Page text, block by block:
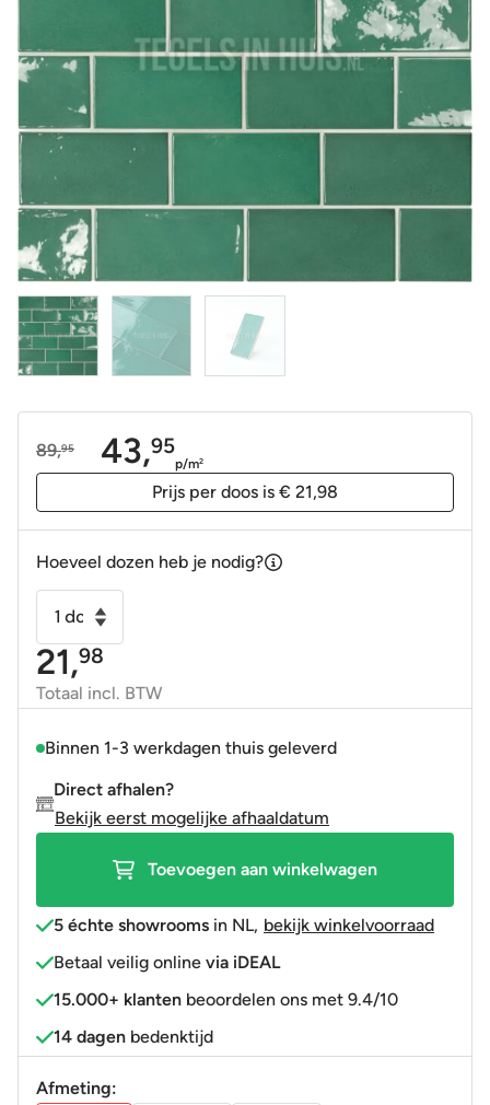
89,95
Oorspronkelijke
43,95
Huidige
p/m2
Prijs per doos is € 21,98
Hoeveel dozen heb je nodig?
Handvorm
wandtegel
6,5x13
groen
soft
glans
21,98
Totaal incl. BTW
Binnen 1-3 werkdagen thuis geleverd
Direct afhalen?
Bekijk eerst mogelijke afhaaldatum
Toevoegen aan winkelwagen
5 échte showrooms in NL, bekijk winkelvoorraad
Betaal veilig online via iDEAL
15.000+ klanten beoordelen ons met 9.4/10
14 dagen bedenktijd
Afmeting: